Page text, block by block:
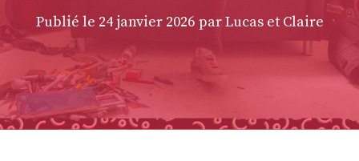
Publié le 24 janvier 2026 par Lucas et Claire